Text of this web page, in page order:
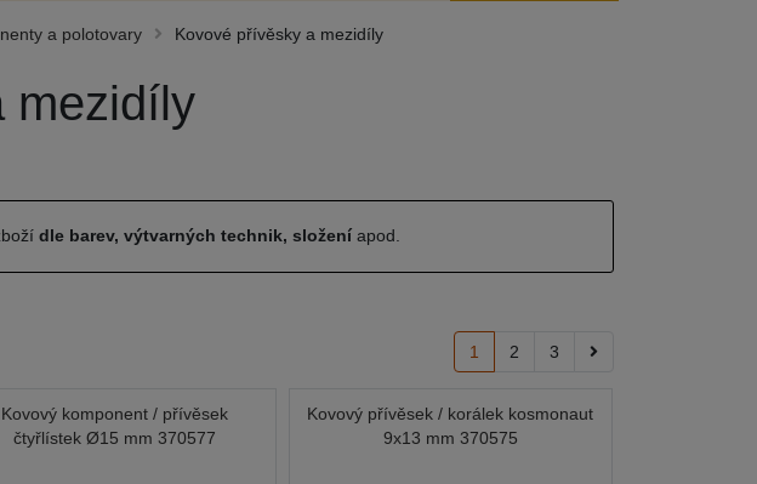
a polotovary Kovové přívěsky a mezidíly
mezidíly
dle barev, výtvarných technik, složeníapod.
1 2 3
Kovový komponent / přívěsek
čtyřlístek Ø15 mm 370577
Kovový přívěsek / korálek kosmonaut
9x13 mm 370575